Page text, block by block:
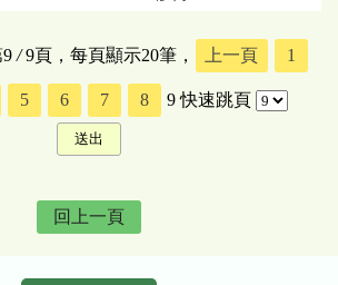
/9頁，每頁顯示20筆， 上一頁 1
5 6 7 8 9 快速跳頁
回上一頁